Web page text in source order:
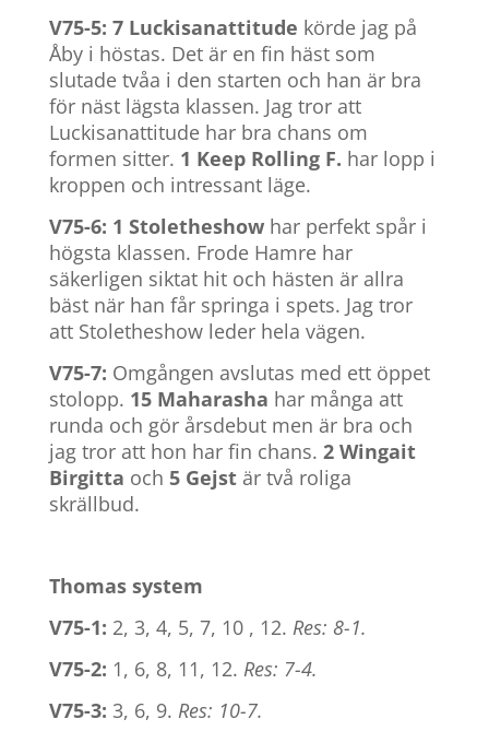
V75-5: 7 Luckisanattitude körde jag på
Åby i höstas. Det är en fin häst som
slutade tvåa i den starten och han är bra
för näst lägsta klassen. Jag tror att
Luckisanattitude har bra chans om
formen sitter. 1 Keep Rolling F. har lopp i
kroppen och intressant läge.
V75-6: 1 Stoletheshowhar perfekt spår i
högsta klassen. Frode Hamre har
säkerligen siktat hit och hästen är allra
bäst när han får springa i spets. Jag tror
att Stoletheshow leder hela vägen.
V75-7: Omgången avslutas med ett öppet
stolopp. 15 Maharasha har många att
runda och gör årsdebut men är bra och
jag tror att hon har fin chans. 2 Wingait
Birgitta och 5 Gejstär två roliga
skrällbud.
Thomas system
V75-1: 2, 3, 4, 5, 7, 10 , 12. Res: 8-1.
V75-2: 1, 6, 8, 11, 12. Res: 7-4.
V75-3: 3, 6, 9. Res: 10-7.